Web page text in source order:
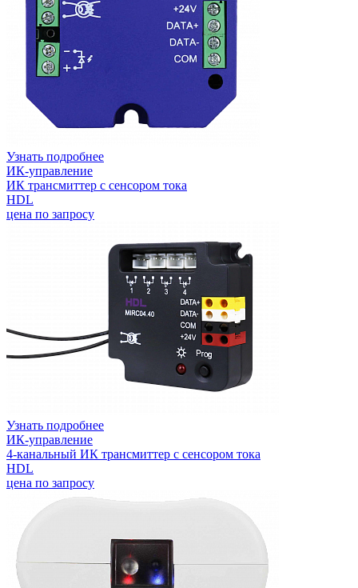
Узнать подробнее
ИК-управление
ИК трансмиттер с сенсором тока
HDL
цена по запросу
Узнать подробнее
ИК-управление
4-канальный ИК трансмиттер с сенсором тока
HDL
цена по запросу